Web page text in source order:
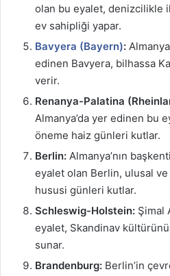
olan bu eyalet, denizcilikle
ev sahipliği yapar.
Bavyera (Bayern):
edinen Bavyera, bilhassa
verir.
Renanya-Palatina
Almanya’da yer edinen bu
öneme haiz günleri kutlar.
Berlin: Almanya’nın
eyalet olan Berlin, ulusal
hususi günleri kutlar.
Schleswig-Holstein: Şimal
eyalet, Skandinav
sunar.
Brandenburg: Berlin’in